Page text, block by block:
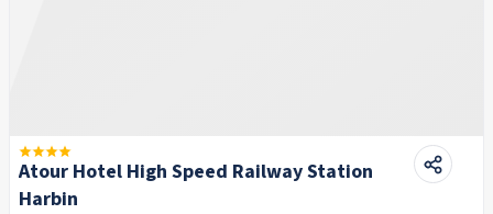
Atour Hotel High Speed Railway Station
Harbin